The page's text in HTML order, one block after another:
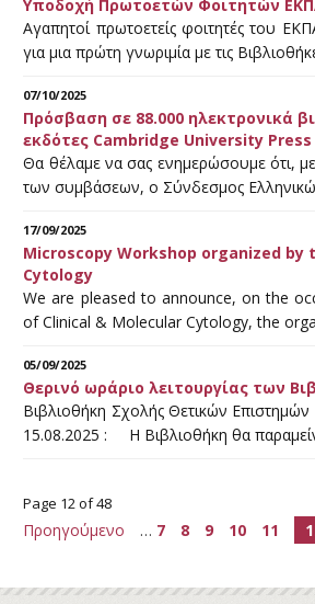
Υποδοχή Πρωτοετών Φοιτητών
Αγαπητοί πρωτοετείς φοιτητές του
για μια πρώτη γνωριμία με τις
07/10/2025
Πρόσβαση σε 88.000 ηλεκτρονικά
εκδότες Cambridge University Press
Θα θέλαμε να σας ενημερώσουμε ότι,
των συμβάσεων, ο Σύνδεσμος
17/09/2025
Microscopy Workshop organized by
Cytology
We are pleased to announce, on the
of Clinical & Molecular Cytology, the
05/09/2025
Θερινό ωράριο λειτουργίας των
Βιβλιοθήκη Σχολής Θετικών
15.08.2025 : Η Βιβλιοθήκη θα
Page 12 of 48
Προηγούμενο … 7 8 9 10 11